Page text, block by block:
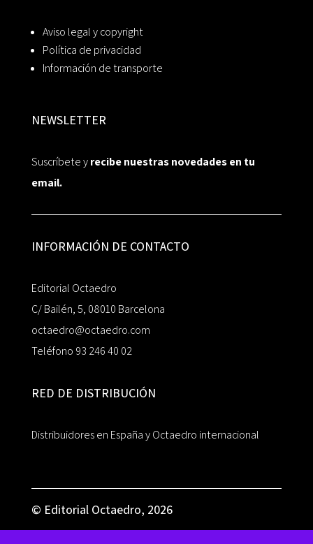
Aviso legal y copyright
Política de privacidad
Información de transporte
NEWSLETTER
Suscríbete yrecibe nuestras novedades en tu
email.
INFORMACIÓN DE CONTACTO
Editorial Octaedro
C/ Bailén, 5, 08010 Barcelona
octaedro@octaedro.com
Teléfono 93 246 40 02
RED DE DISTRIBUCIÓN
Distribuidores en España y Octaedro internacional
© Editorial Octaedro, 2026